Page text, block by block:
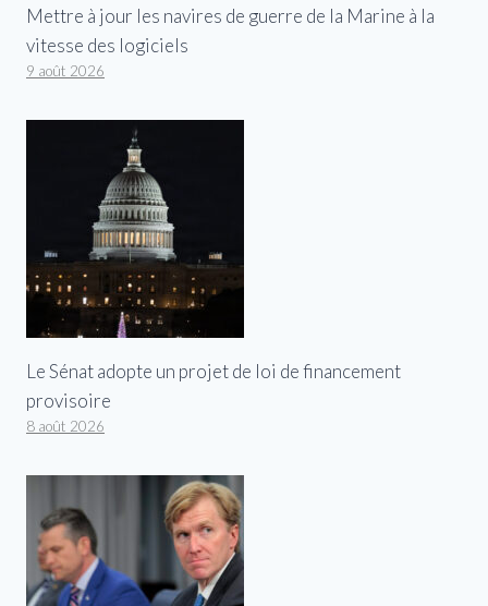
Mettre à jour les navires de guerre de la Marine à la
vitesse des logiciels
9 août 2026
Le Sénat adopte un projet de loi de financement
provisoire
8 août 2026